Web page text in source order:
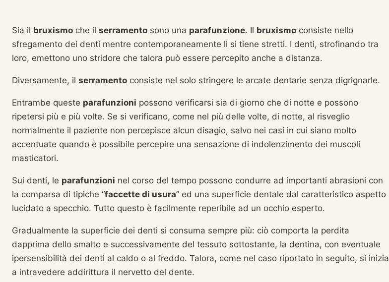
Sia il bruxismo che il serramento sono una parafunzione. Il bruxismo consiste nello
sfregamento dei denti mentre contemporaneamente li si tiene stretti. I denti, strofinando tra
loro, emettono uno stridore che talora può essere percepito anche a distanza.
Diversamente, il serramento consiste nel solo stringere le arcate dentarie senza digrignarle.
Entrambe queste parafunzioni possono verificarsi sia di giorno che di notte e possono
ripetersi più e più volte. Se si verificano, come nel più delle volte, di notte, al risveglio
normalmente il paziente non percepisce alcun disagio, salvo nei casi in cui siano molto
accentuate quando è possibile percepire una sensazione di indolenzimento dei muscoli
masticatori.
Sui denti, le parafunzioni nel corso del tempo possono condurre ad importanti abrasioni con
la comparsa di tipiche “faccette di usura” ed una superficie dentale dal caratteristico aspetto
lucidato a specchio. Tutto questo è facilmente reperibile ad un occhio esperto.
Gradualmente la superficie dei denti si consuma sempre più: ciò comporta la perdita
dapprima dello smalto e successivamente del tessuto sottostante, la dentina, con eventuale
ipersensibilità dei denti al caldo o al freddo. Talora, come nel caso riportato in seguito, si inizia
a intravedere addirittura il nervetto del dente.